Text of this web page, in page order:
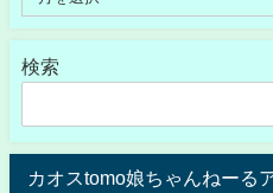
検索
カオスtomo娘ちゃんねーる